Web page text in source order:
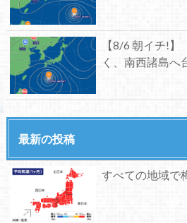
【8/6 朝イチ!
く、南西諸島へ
最新の投稿
すべての地域で